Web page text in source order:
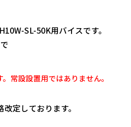
SL-50K用バイスです。
常設設置用ではありません。
定しております。